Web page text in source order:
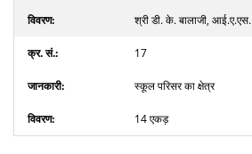
श्री डी. के. बालाजी, आई.ए.एस.
17
स्कूल परिसर का क्षेत्र
14 एकड़